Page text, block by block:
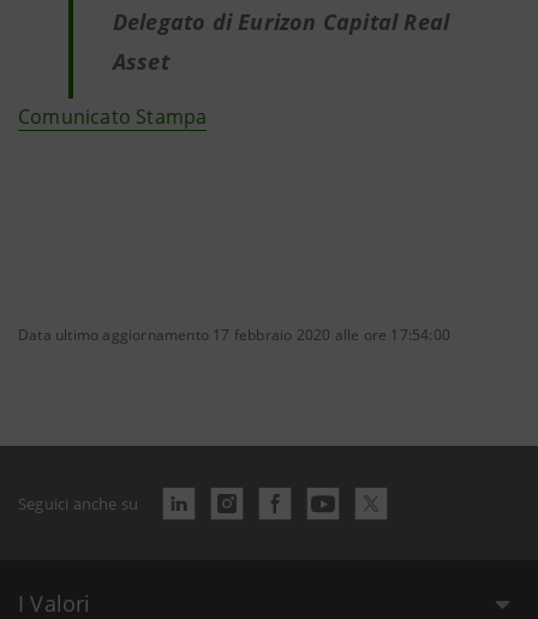
Delegato di Eurizon Capital Real
Asset
Comunicato Stampa
Data ultimo aggiornamento 17 febbraio 2020 alle ore 17:54:00
Seguici anche su
I Valori